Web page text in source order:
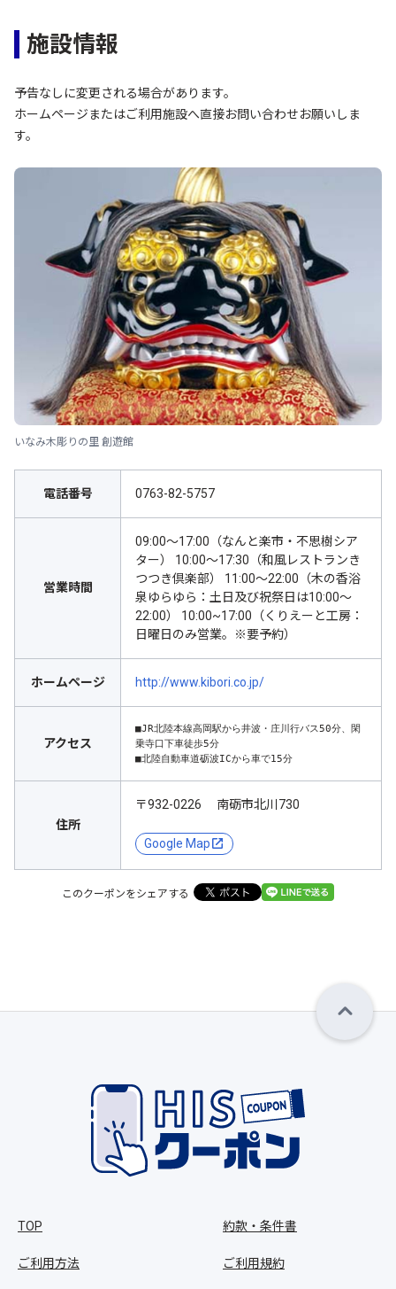
施設情報
予告なしに変更される場合があります。
ホームページまたはご利用施設へ直接お問い合わせお願いしま
す。
いなみ木彫りの里 創遊館
電話番号 0763-82-5757
営業時間
09:00～17:00（なんと楽市・不思樹シア
ター） 10:00～17:30（和風レストランき
つつき倶楽部） 11:00～22:00（木の香浴
泉ゆらゆら：土日及び祝祭日は10:00～
22:00） 10:00~17:00（くりえーと工房：
日曜日のみ営業。※要予約）
ホームページ http://www.kibori.co.jp/
アクセス
■JR北陸本線高岡駅から井波・庄川行バス50分、閑
乗寺口下車徒歩5分
■北陸自動車道砺波ICから車で15分
住所
〒932-0226 南砺市北川730
Google Map
このクーポンをシェアする
TOP
ご利用方法
約款・条件書
ご利用規約